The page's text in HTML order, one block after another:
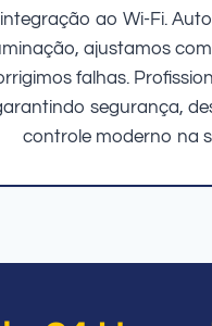
integração ao Wi-Fi.
ajustamos
falhas.
segurança,
controle moderno na